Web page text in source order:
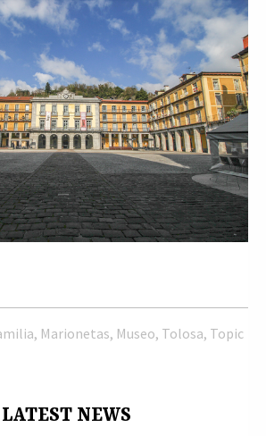
, Marionetas, Museo, Tolosa, Topic
LATEST NEWS